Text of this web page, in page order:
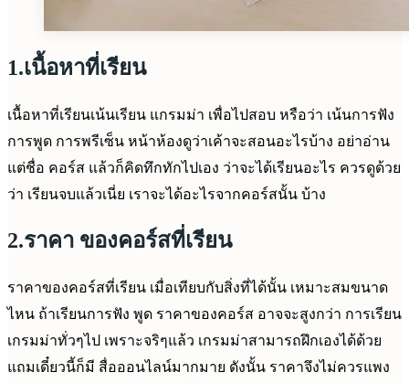
1.เนื้อหาที่เรียน
เนื้อหาที่เรียนเน้นเรียน แกรมม่า เพื่อไปสอบ หรือว่า เน้นการฟัง
การพูด การพรีเซ็น หน้าห้องดูว่าเค้าจะสอนอะไรบ้าง อย่าอ่าน
แต่ชื่อ คอร์ส แล้วก็คิดทึกทักไปเอง ว่าจะได้เรียนอะไร ควรดูด้วย
ว่า เรียนจบแล้วเนี่ย เราจะได้อะไรจากคอร์สนั้น บ้าง
2.ราคา ของคอร์สที่เรียน
ราคาของคอร์สที่เรียน เมื่อเทียบกับสิ่งที่ได้นั้น เหมาะสมขนาด
ไหน ถ้าเรียนการฟัง พูด ราคาของคอร์ส อาจจะสูงกว่า การเรียน
เกรมม่าทั่วๆไป เพราะจริๆแล้ว เกรมม่าสามารถฝึกเองได้ด้วย
แถมเดี๋ยวนี้ก็มี สื่อออนไลน์มากมาย ดังนั้น ราคาจึงไม่ควรแพง